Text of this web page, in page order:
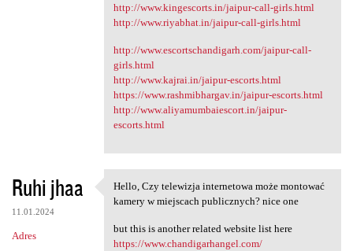
http://www.kingescorts.in/jaipur-call-girls.html
http://www.riyabhat.in/jaipur-call-girls.html
http://www.escortschandigarh.com/jaipur-call-
girls.html
http://www.kajrai.in/jaipur-escorts.html
https://www.rashmibhargav.in/jaipur-escorts.html
http://www.aliyamumbaiescort.in/jaipur-
escorts.html
Ruhi jhaa
11.01.2024
Adres
Hello, Czy telewizja
Hello, Czy telewizja internetowa może montować
kamery w miejscach publicznych? nice one
but this is another related website list here
https://www.chandigarhangel.com/